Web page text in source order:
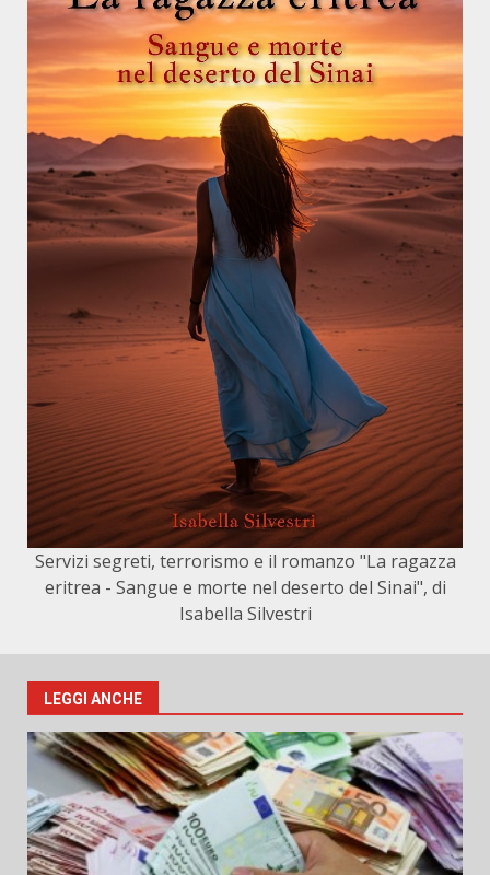
Servizi segreti, terrorismo e il romanzo "La ragazza
eritrea - Sangue e morte nel deserto del Sinai", di
Isabella Silvestri
LEGGI ANCHE